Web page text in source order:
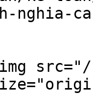
nghia-